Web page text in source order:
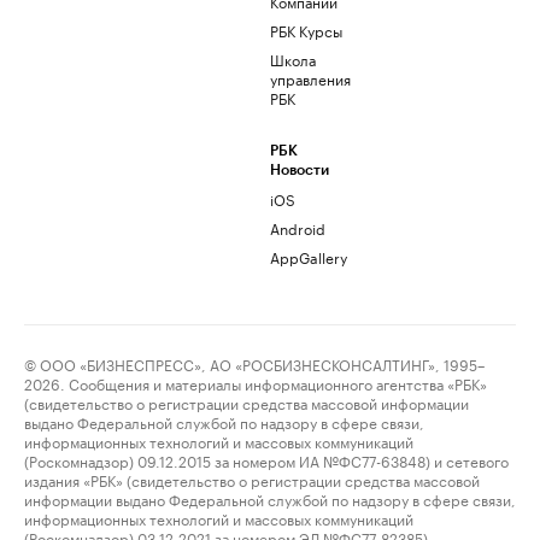
РБК Курсы
Школа
управления
РБК
РБК
Новости
iOS
Android
AppGallery
© ООО «БИЗНЕСПРЕСС», АО «РОСБИЗНЕСКОНСАЛТИНГ», 1995–
2026. Сообщения и материалы информационного агентства «РБК»
(свидетельство о регистрации средства массовой информации
выдано Федеральной службой по надзору в сфере связи,
информационных технологий и массовых коммуникаций
(Роскомнадзор) 09.12.2015 за номером ИА №ФС77-63848) и сетевого
издания «РБК» (свидетельство о регистрации средства массовой
информации выдано Федеральной службой по надзору в сфере связи,
информационных технологий и массовых коммуникаций